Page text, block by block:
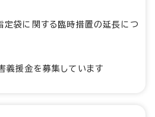
定袋に関する臨時措置の延長につ
義援金を募集しています